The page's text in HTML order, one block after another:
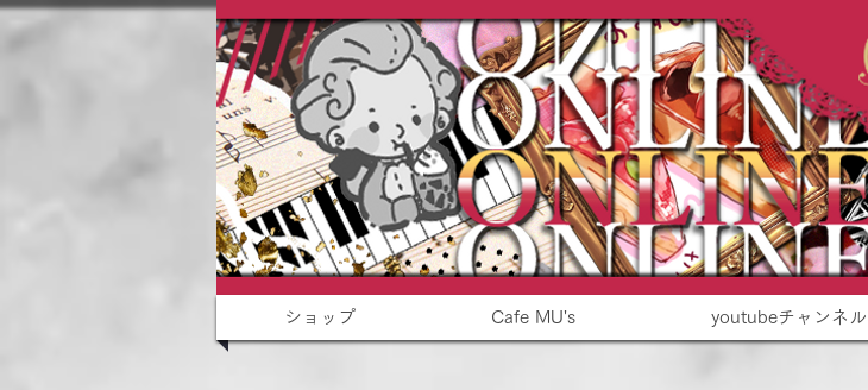
ショップ Cafe MU's youtubeチャンネル